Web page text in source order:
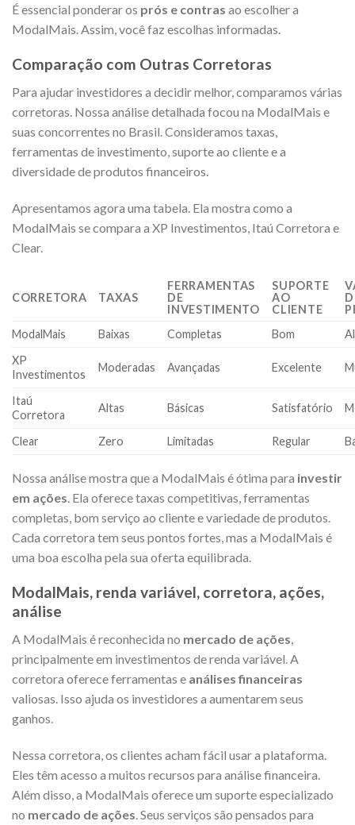
É essencial ponderar os prós e contras ao escolher a
ModalMais. Assim, você faz escolhas informadas.
Comparação com Outras Corretoras
Para ajudar investidores a decidir melhor, comparamos várias
corretoras. Nossa análise detalhada focou na ModalMais e
suas concorrentes no Brasil. Consideramos taxas,
ferramentas de investimento, suporte ao cliente e a
diversidade de produtos financeiros.
Apresentamos agora uma tabela. Ela mostra como a
ModalMais se compara a XP Investimentos, Itaú Corretora e
Clear.
CORRETORA TAXAS
FERRAMENTAS
DE
INVESTIMENTO
SUPORTE
AO
CLIENTE
ModalMais
Baixas Completas Bom
XP
Investimentos
Moderadas Avançadas Excelente
Itaú
Corretora
Altas Básicas Satisfatório
Clear Zero Limitadas Regular
Nossa análise mostra que a ModalMais é ótima para investir
em ações . Ela oferece taxas competitivas, ferramentas
completas, bom serviço ao cliente e variedade de produtos.
Cada corretora tem seus pontos fortes, mas a ModalMais é
uma boa escolha pela sua oferta equilibrada.
ModalMais, renda variável, corretora, ações,
análise
A ModalMais é reconhecida no mercado de ações,
principalmente em investimentos de renda variável. A
corretora oferece ferramentas e análises financeiras
valiosas. Isso ajuda os investidores a aumentarem seus
ganhos.
Nessa corretora, os clientes acham fácil usar a plataforma.
Eles têm acesso a muitos recursos para análise financeira.
Além disso, a ModalMais oferece um suporte especializado
no mercado de ações . Seus serviços são pensados para